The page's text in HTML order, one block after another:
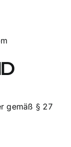
gemäß § 27